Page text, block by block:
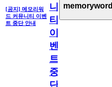
[공지] 메모리워
드 커뮤니티 이벤
트 중단 안내
니
티
이
벤
트
중
memoryword